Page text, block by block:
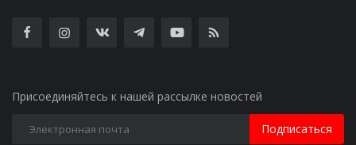
Присоединяйтесь к нашей рассылке новостей
Подписаться